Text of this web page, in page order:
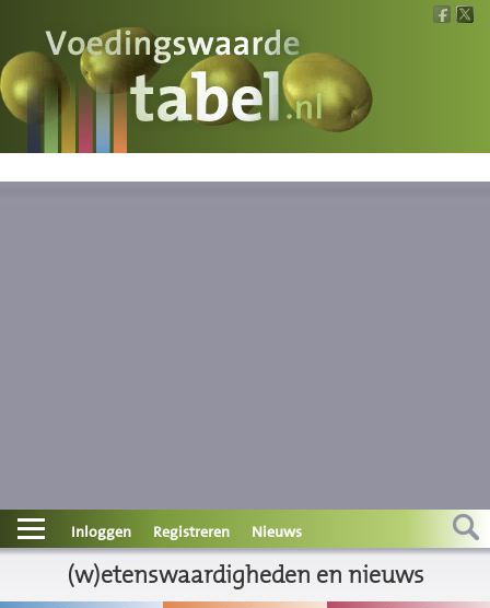
Voedingswaarde
Wat is wat?
Contact
Informatie
Inloggen Registreren Nieuws
(w)etenswaardigheden en nieuws